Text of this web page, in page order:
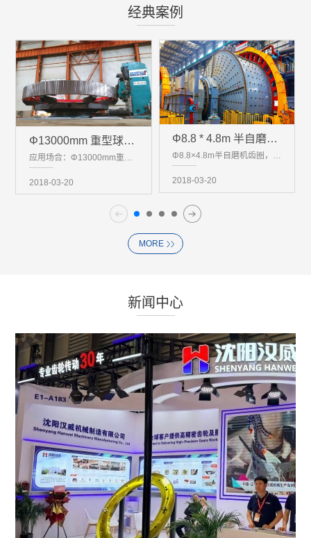
经典案例
Φ13000mm 重型球磨机齿圈
应用场合：Φ13000mm重型球磨机齿圈，是连接重型动力与核心工艺的“工业脊梁”。它不仅是一个超大尺...
2018-03-20
Φ8.8 * 4.8m 半自磨机齿圈
Φ8.8×4.8m半自磨机齿圈，是融合了极端载荷设计、高端材料科学、超精密加工工艺与现场巨系统装配技...
2018-03-20
MORE
新闻中心